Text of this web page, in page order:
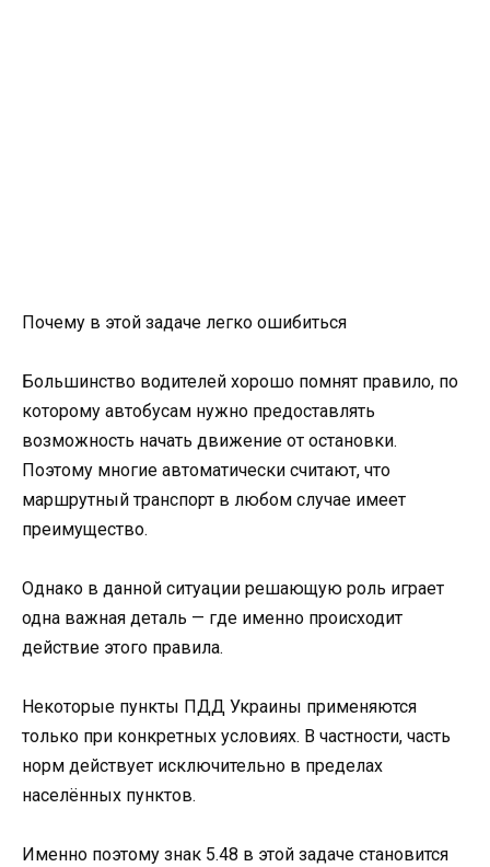
Почему в этой задаче легко ошибиться
Большинство водителей хорошо помнят правило, по
которому автобусам нужно предоставлять
возможность начать движение от остановки.
Поэтому многие автоматически считают, что
маршрутный транспорт в любом случае имеет
преимущество.
Однако в данной ситуации решающую роль играет
одна важная деталь — где именно происходит
действие этого правила.
Некоторые пункты ПДД Украины применяются
только при конкретных условиях. В частности, часть
норм действует исключительно в пределах
населённых пунктов.
Именно поэтому знак 5.48 в этой задаче становится